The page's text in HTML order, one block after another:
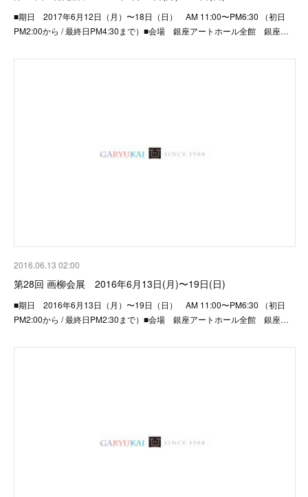
■期日 2017年6月12日（月）〜18日（日） AM 11:00〜PM6:30 （初日
PM2:00から / 最終日PM4:30まで）■会場 銀座アートホール全館 銀座…
2016.06.13 02:00
第28回 画柳会展 2016年6月13日(月)〜19日(日)
■期日 2016年6月13日（月）〜19日（日） AM 11:00〜PM6:30 （初日
PM2:00から / 最終日PM2:30まで）■会場 銀座アートホール全館 銀座…